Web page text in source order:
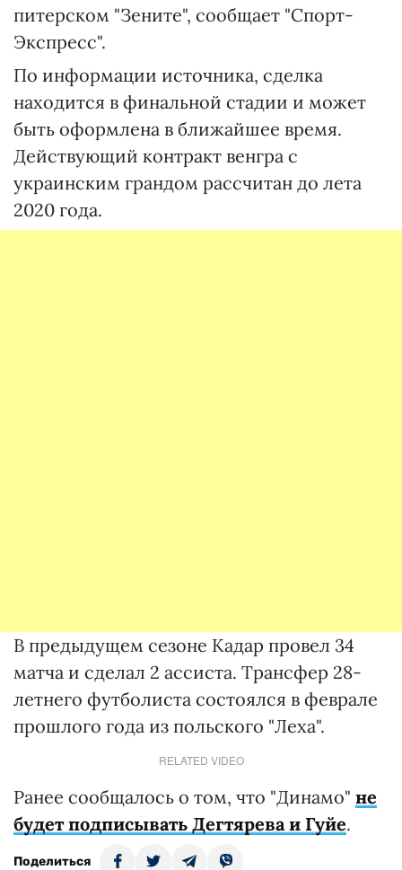
питерском "Зените", сообщает "Спорт-
Экспресс".
По информации источника, сделка
находится в финальной стадии и может
быть оформлена в ближайшее время.
Действующий контракт венгра с
украинским грандом рассчитан до лета
2020 года.
В предыдущем сезоне Кадар провел 34
матча и сделал 2 ассиста. Трансфер 28-
летнего футболиста состоялся в феврале
прошлого года из польского "Леха".
RELATED VIDEO
Ранее сообщалось о том, что "Динамо" не
будет подписывать Дегтярева и Гуйе.
Поделиться